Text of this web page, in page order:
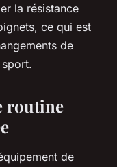
la résistance
ce qui est
de
routine
de